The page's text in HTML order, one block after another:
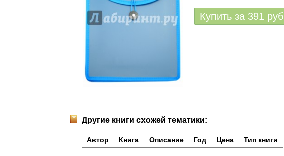
Купить за 391 руб
Другие книги схожей тематики:
Автор Книга Описание Год Цена Тип книги